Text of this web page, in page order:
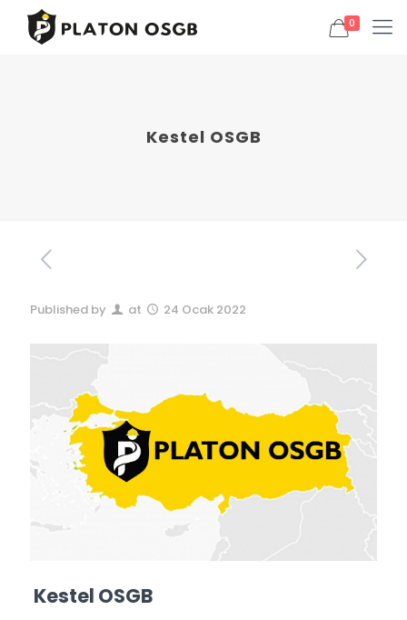
0
Kestel OSGB
Published by at 24 Ocak 2022
Kestel OSGB